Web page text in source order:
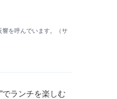
を呼んでいます。（サ
でランチを楽しむ